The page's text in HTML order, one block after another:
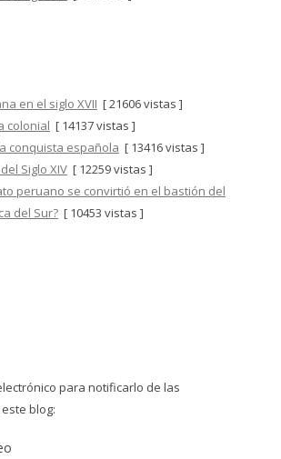
en el siglo XVII [ 21606 vistas ]
colonial [ 14137 vistas ]
conquista española [ 13416 vistas ]
Siglo XIV [ 12259 vistas ]
peruano se convirtió en el bastión del
del Sur? [ 10453 vistas ]
para notificarlo de las
blog: